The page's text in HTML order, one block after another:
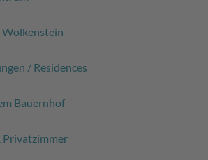
Wolkenstein
/ Residences
Bauernhof
Privatzimmer